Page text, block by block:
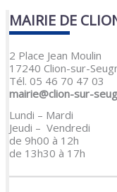
MAIRIE DE
2 Place Jean Moulin
17240 Clion-sur-
Tél. 05 46 70 47 03
mairie@clion-sur-
Lundi – Mardi
Jeudi – Vendredi
de 9h00 à 12h
de 13h30 à 17h